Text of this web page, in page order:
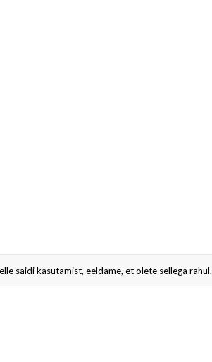
saidi kasutamist, eeldame, et olete sellega rahul.